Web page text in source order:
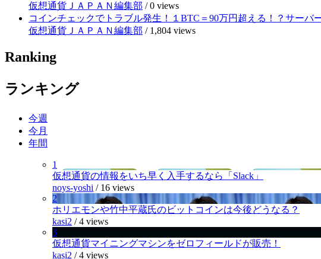
仮想通貨ＪＡＰＡＮ編集部 /0 views
コインチェックでトラブル発生！１BTC＝90万円超える！？サーバ
仮想通貨ＪＡＰＡＮ編集部 / 1,804 views
Ranking
ランキング
今週
今月
年間
1
仮想通貨の情報をいち早く入手するなら「Slack」
noys-yoshi / 16 views
2
ホリエモンや竹中平蔵氏のビットコインは今後どうなる？
kasi2 /4 views
3
仮想通貨マイニングマシンをゼロフィールドが販売！
kasi2 /4 views